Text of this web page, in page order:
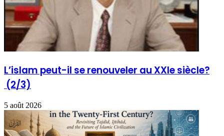
L’islam peut-il se renouveler au XXIe siècle?
(2/3)
5 août 2026